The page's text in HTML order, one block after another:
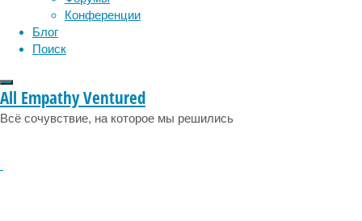
Конференции
Блог
Поиск
All Empathy Ventured
Всё сочувствие, на которое мы решились
клеток
метаболизм
злокачественных
клетки